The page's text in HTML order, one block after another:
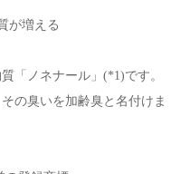
が増える
「ノネナール」(*1)です。
の臭いを加齢臭と名付けま